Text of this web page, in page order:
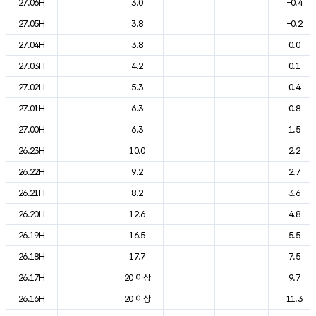
27.06H 3.0
-0.4
27.05H
3.8
-0.2
27.04H
3.8
0.0
27.03H
4.2
0.1
27.02H
5.3
0.4
27.01H
6.3
0.8
27.00H
6.3
1.5
26.23H
10.0
2.2
26.22H
9.2
2.7
26.21H
8.2
3.6
26.20H
12.6
4.8
26.19H
16.5
5.5
26.18H
17.7
7.5
26.17H
20 이상
9.7
26.16H
20 이상
11.3